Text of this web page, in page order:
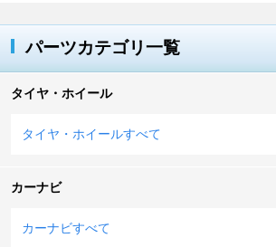
パーツカテゴリ一覧
タイヤ・ホイール
タイヤ・ホイールすべて
カーナビ
カーナビすべて